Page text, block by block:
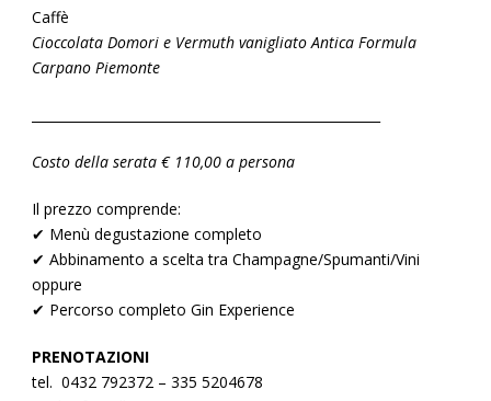
Caffè
Cioccolata Domori e Vermuth vanigliato Antica Formula
Carpano Piemonte
Costo della serata € 110,00 a persona
Il prezzo comprende:
✔ Menù degustazione completo
✔ Abbinamento a scelta tra Champagne/Spumanti/Vini
oppure
✔ Percorso completo Gin Experience
PRENOTAZIONI
tel. 0432 792372 – 335 5204678